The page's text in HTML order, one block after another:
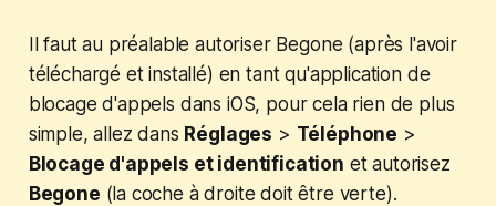
Il faut au préalable autoriser Begone (après l'avoir
téléchargé et installé) en tant qu'application de
blocage d'appels dans iOS, pour cela rien de plus
simple, allez dans Réglages > Téléphone >
Blocage d'appels et identification et autorisez
Begone (la coche à droite doit être verte).